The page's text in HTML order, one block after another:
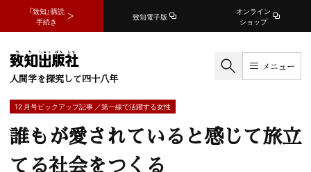
『致知』購読
手続き
致知電子版
オンライン
ショップ
人間学を探究して四十八年
メニュー
12 月号ピックアップ記事 ／第一線で活躍する女性
誰もが愛されていると感じて旅立
てる社会をつくる